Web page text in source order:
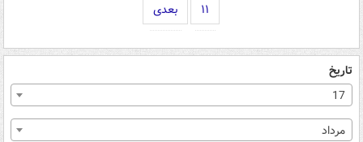
۱۱ بعدی
تاریخ
17
مرداد